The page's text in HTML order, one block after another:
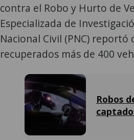
contra el Robo y Hurto de
Especializada de
Nacional Civil (PNC)
recuperados más de 400
Robos